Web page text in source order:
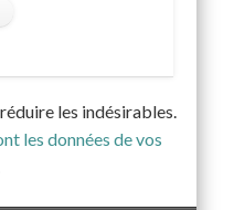
les indésirables.
les données de vos